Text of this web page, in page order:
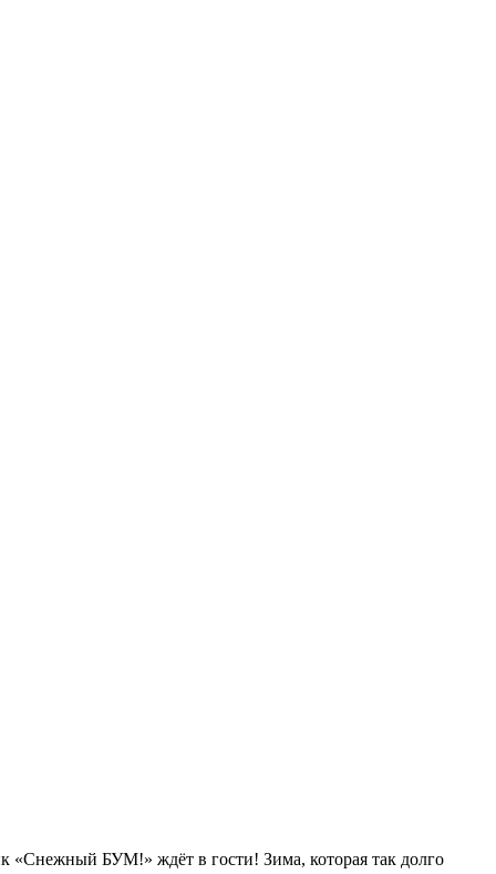
«Снежный БУМ!» ждёт в гости! Зима, которая так долго